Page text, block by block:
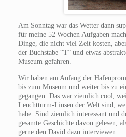
Am Sonntag war das Wetter dann
für meine 52 Wochen Aufgaben
Dinge, die nicht viel Zeit kosten,
der Buchstabe “T” und etwas
Museum gefahren.
Wir haben am Anfang der
bis zum Museum und weiter bis zu
gegangen. Das war ziemlich cool,
Leuchtturm-Linsen der Welt sind,
habe. Sind ziemlich interessant und
gesamte Geschichte davon gelesen,
gerne den David dazu interviewen.